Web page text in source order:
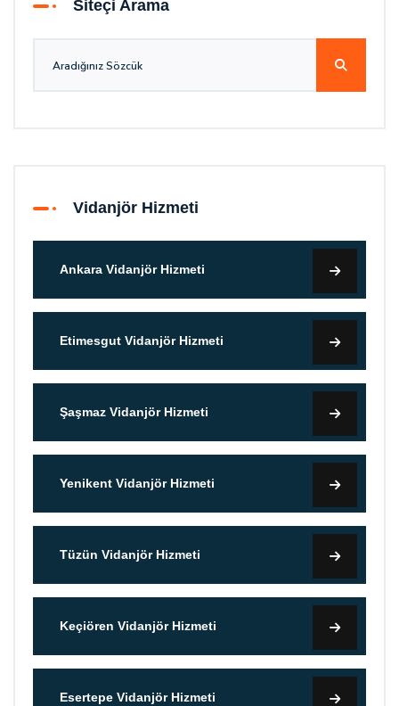
Siteçi Arama
Vidanjör Hizmeti
Ankara Vidanjör Hizmeti
Etimesgut Vidanjör Hizmeti
Şaşmaz Vidanjör Hizmeti
Yenikent Vidanjör Hizmeti
Tüzün Vidanjör Hizmeti
Keçiören Vidanjör Hizmeti
Esertepe Vidanjör Hizmeti